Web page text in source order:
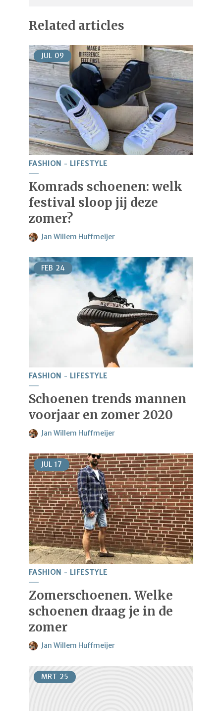
Related articles
JUL 09
FASHION LIFESTYLE
Komrads schoenen: welk
festival sloop jij deze
zomer?
Jan Willem Huffmeijer
FEB 24
FASHION LIFESTYLE
Schoenen trends mannen
voorjaar en zomer 2020
Jan Willem Huffmeijer
JUL 17
FASHION LIFESTYLE
Zomerschoenen. Welke
schoenen draag je in de
zomer
Jan Willem Huffmeijer
MRT 25